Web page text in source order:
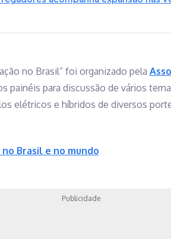
no Brasil” foi organizado pela
painéis para discussão de vários
elétricos e híbridos de diversos
Brasil e no mundo
Publicidade